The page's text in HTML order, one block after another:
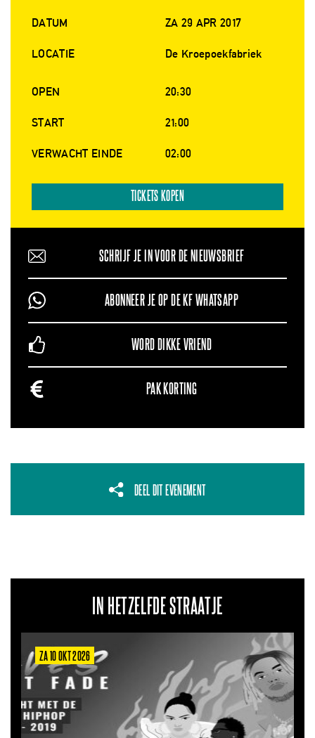
DATUM ZA 29 APR 2017
LOCATIE De Kroepoekfabriek
OPEN 20:30
START 21:00
VERWACHT EINDE 02:00
TICKETS KOPEN
SCHRIJF JE IN VOOR DE NIEUWSBRIEF
ABONNEER JE OP DE KF WHATSAPP
WORD DIKKE VRIEND
PAK KORTING
DEEL DIT EVENEMENT
IN HETZELFDE STRAATJE
ZA 10 OKT 2026